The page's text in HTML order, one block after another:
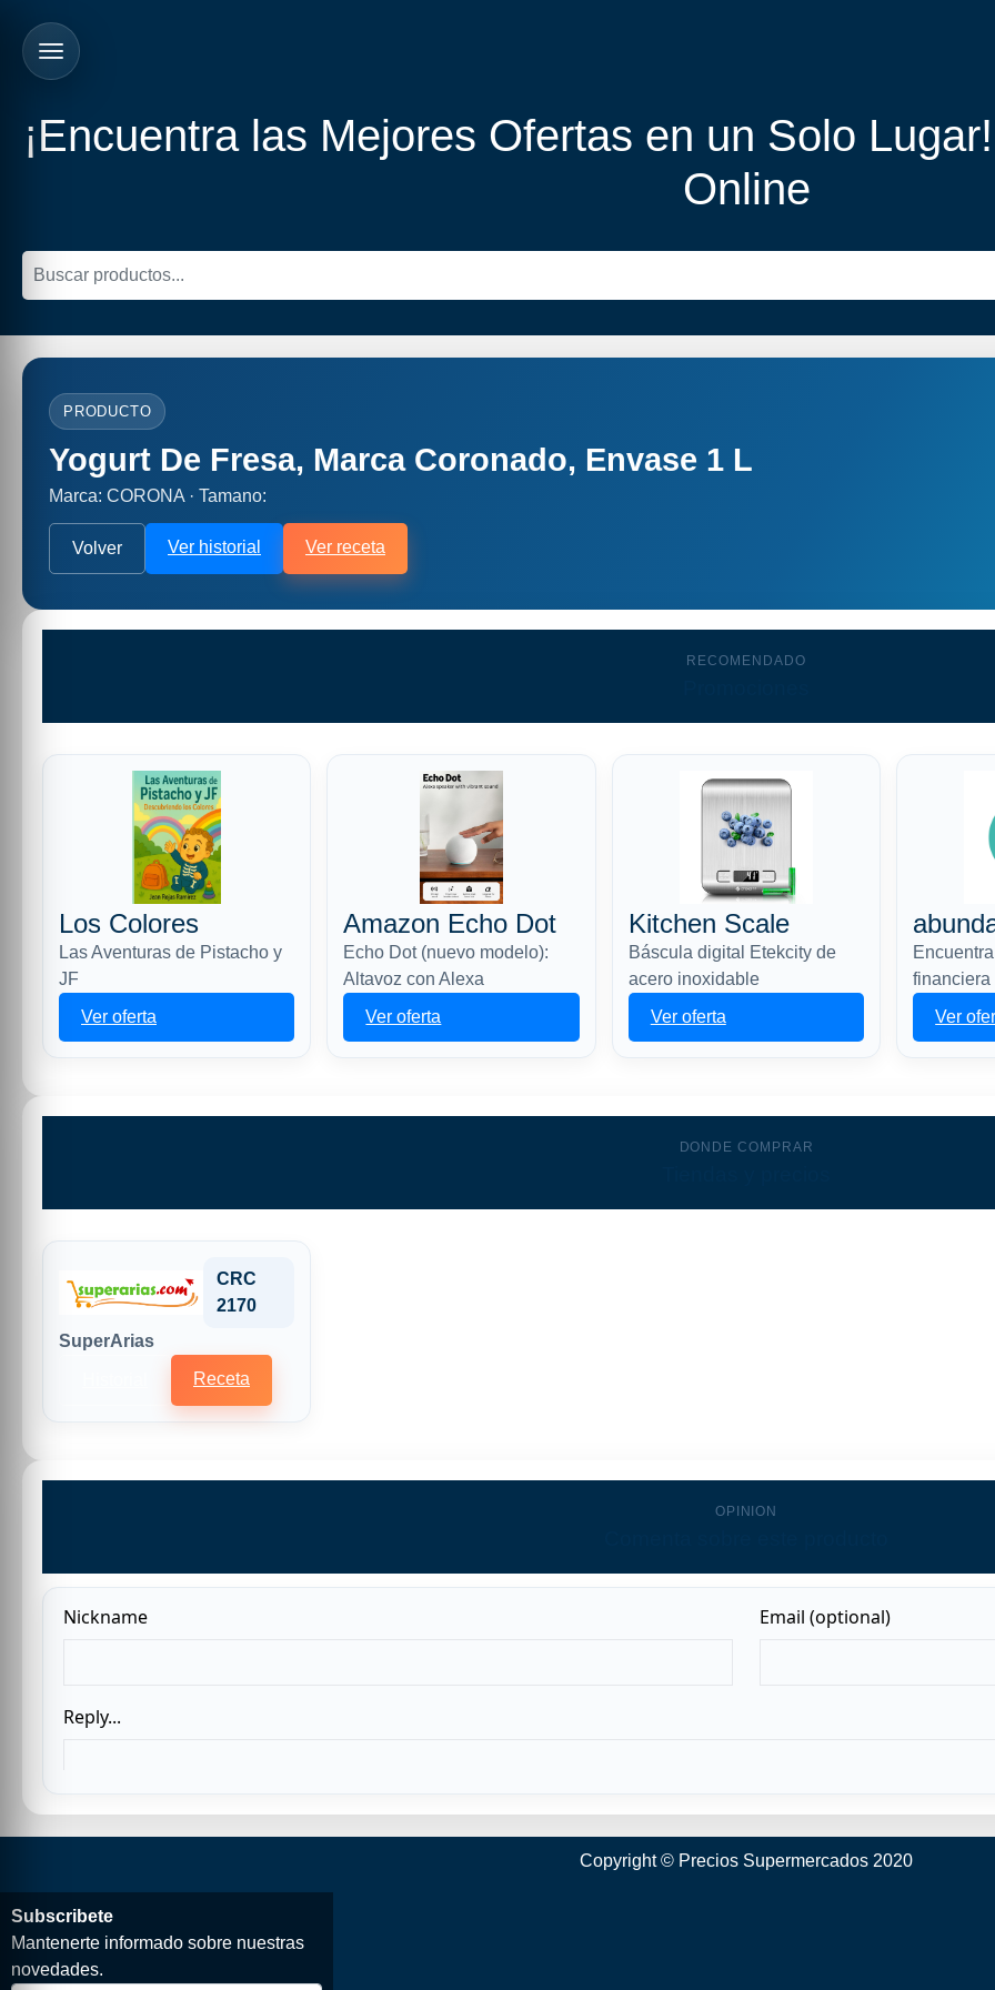
¡Encuentra las Mejores Ofertas en un Solo
Online
PRODUCTO
Yogurt De Fresa, Marca Coronado, Envase 1 L
Marca: CORONA · Tamano:
Volver Ver historial Ver receta
RECOMENDADO
Los Colores
Las Aventuras de Pistacho y
JF
Ver oferta
Amazon Echo Dot
Echo Dot (nuevo modelo):
Altavoz con Alexa
Ver oferta
Kitchen Scale
Báscula digital Etekcity de
acero inoxidable
Ver oferta
financiera
Ver
DONDE COMPRAR
CRC
2170
SuperArias
Receta
OPINION
Copyright © Precios Supermercados 2020
Subscribete
Mantenerte informado sobre nuestras
novedades.